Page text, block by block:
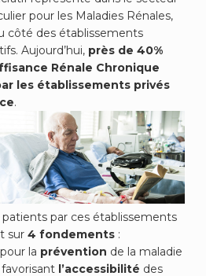
pour les Maladies Rénales,
côté des établissements
Aujourd’hui, près de 40%
Rénale Chronique
les établissements privés
.
par ces établissements
sur 4 fondements:
la prévention de la maladie
l’accessibilité des